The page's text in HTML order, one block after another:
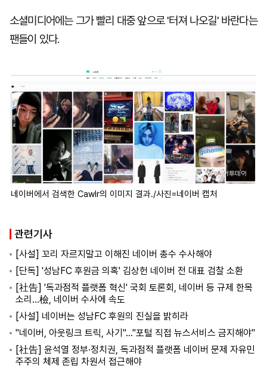
소셜미디어에는 그가 빨리 대중 앞으로 '터져 나오길' 바란다는
팬들이 있다.
네이버에서 검색한 Cawlr의 이미지 결과./사진=네이버 캡처
관련기사
[사설] 꼬리 자르지말고 이해진 네이버 총수 수사해야
[단독] '성남FC 후원금 의혹' 김상헌 네이버 전 대표 검찰 소환
[社告] '독과점적 플랫폼 혁신' 국회 토론회, 네이버 등 규제 한목
소리…檢, 네이버 수사에 속도
[사설] 네이버는 성남FC 후원의 진실을 밝히라
"네이버, 아웃링크 트릭, 사기"..."포털 직접 뉴스서비스 금지해야"
[社告] 윤석열 정부·정치권, 독과점적 플랫폼 네이버 문제 자유민
주주의 체제 존립 차원서 접근해야